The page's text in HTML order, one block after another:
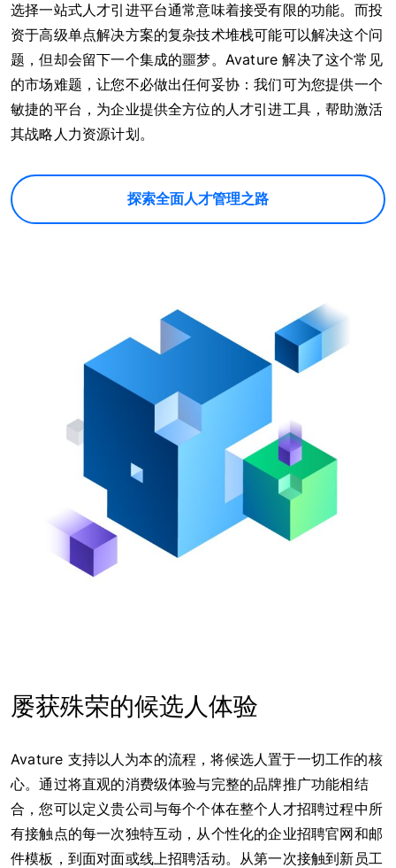
选择一站式人才引进平台通常意味着接受有限的功能。而投
资于高级单点解决方案的复杂技术堆栈可能可以解决这个问
题，但却会留下一个集成的噩梦。Avature 解决了这个常见
的市场难题，让您不必做出任何妥协：我们可为您提供一个
敏捷的平台，为企业提供全方位的人才引进工具，帮助激活
其战略人力资源计划。
探索全面人才管理之路
屡获殊荣的候选人体验
Avature 支持以人为本的流程，将候选人置于一切工作的核
心。通过将直观的消费级体验与完整的品牌推广功能相结
合，您可以定义贵公司与每个个体在整个人才招聘过程中所
有接触点的每一次独特互动，从个性化的企业招聘官网和邮
件模板，到面对面或线上招聘活动。从第一次接触到新员工